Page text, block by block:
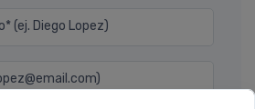
(ej. Diego Lopez)